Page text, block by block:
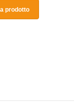
prodotto